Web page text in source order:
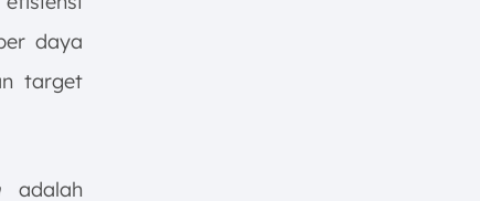
daya
target
adalah